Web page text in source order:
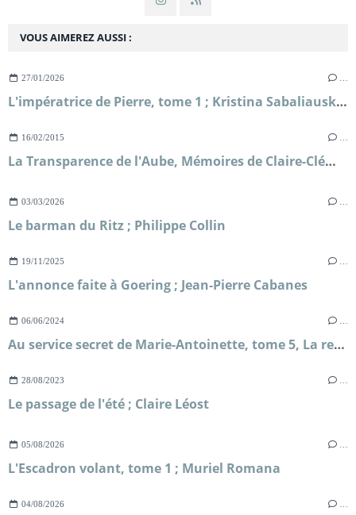
VOUS AIMEREZ AUSSI :
27/01/2026
L'impératrice de Pierre, tome 1 ; Kristina Sabaliauskaitė
16/02/2015
La Transparence de l'Aube, Mémoires de Claire-Clémence, princesse de Condé ; Jean-Christian Petitfils
03/03/2026
Le barman du Ritz ; Philippe Collin
19/11/2025
L'annonce faite à Goering ; Jean-Pierre Cabanes
06/06/2024
Au service secret de Marie-Antoinette, tome 5, La reine se confine ; Frédéric Lenormand
28/08/2023
Le passage de l'été ; Claire Léost
05/08/2026
L'Escadron volant, tome 1 ; Muriel Romana
04/08/2026